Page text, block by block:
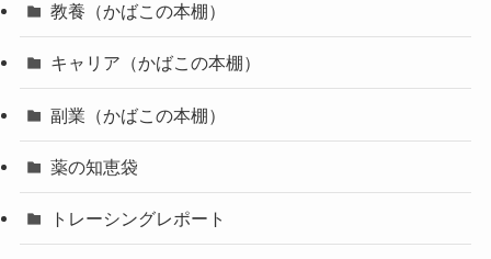
教養（かばこの本棚）
キャリア（かばこの本棚）
副業（かばこの本棚）
薬の知恵袋
トレーシングレポート